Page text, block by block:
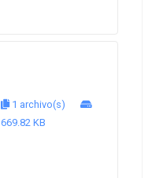
1 archivo(s)
669.82 KB